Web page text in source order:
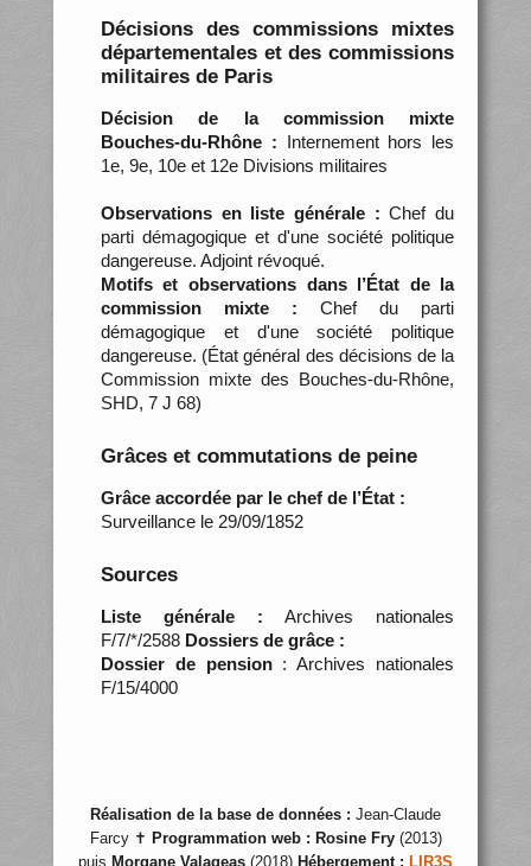
Décisions des commissions mixtes
départementales et des commissions
militaires de Paris
Décision de la commission mixte
Bouches-du-Rhône : Internement hors les
1e, 9e, 10e et 12e Divisions militaires
Observations en liste générale : Chef du
parti démagogique et d'une société politique
dangereuse. Adjoint révoqué.
Motifs et observations dans l’État de la
commission mixte : Chef du parti
démagogique et d'une société politique
dangereuse. (État général des décisions de la
Commission mixte des Bouches-du-Rhône,
SHD, 7 J 68)
Grâces et commutations de peine
Grâce accordée par le chef de l’État :
Surveillance le 29/09/1852
Sources
Liste générale : Archives nationales
F/7/*/2588 Dossiers de grâce :
Dossier de pension: Archives nationales
F/15/4000
Réalisation de la base de données : Jean-Claude
Farcy ✝ Programmation web : Rosine Fry(2013)
puis Morgane Valageas (2018) Hébergement : LIR3S